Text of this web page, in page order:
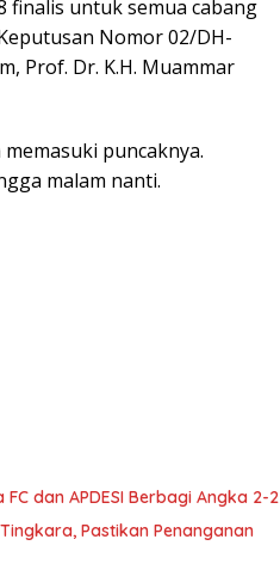
finalis untuk semua cabang
Nomor 02/DH-
Prof. Dr. K.H. Muammar
puncaknya.
malam nanti.
dan APDESI Berbagi Angka 2-2
Pastikan Penanganan